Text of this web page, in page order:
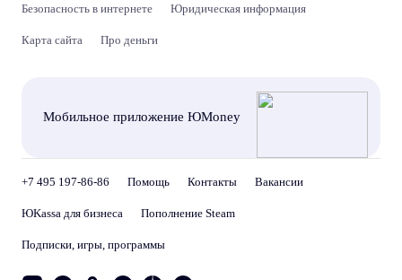
Безопасность в интернете Юридическая информация
Карта сайта Про деньги
Мобильное приложение ЮMoney
+7 495 197-86-86 Помощь Контакты Вакансии
ЮKassa для бизнеса Пополнение Steam
Подписки, игры, программы